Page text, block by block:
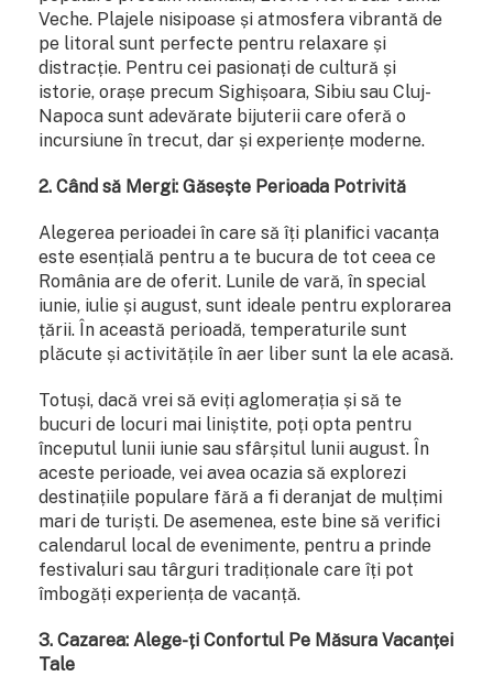
Veche. Plajele nisipoase și atmosfera vibrantă de
pe litoral sunt perfecte pentru relaxare și
distracție. Pentru cei pasionați de cultură și
istorie, orașe precum Sighișoara, Sibiu sau Cluj-
Napoca sunt adevărate bijuterii care oferă o
incursiune în trecut, dar și experiențe moderne.
2. Când să Mergi: Găsește Perioada Potrivită
Alegerea perioadei în care să îți planifici vacanța
este esențială pentru a te bucura de tot ceea ce
România are de oferit. Lunile de vară, în special
iunie, iulie și august, sunt ideale pentru explorarea
țării. În această perioadă, temperaturile sunt
plăcute și activitățile în aer liber sunt la ele acasă.
Totuși, dacă vrei să eviți aglomerația și să te
bucuri de locuri mai liniștite, poți opta pentru
începutul lunii iunie sau sfârșitul lunii august. În
aceste perioade, vei avea ocazia să explorezi
destinațiile populare fără a fi deranjat de mulțimi
mari de turiști. De asemenea, este bine să verifici
calendarul local de evenimente, pentru a prinde
festivaluri sau târguri tradiționale care îți pot
îmbogăți experiența de vacanță.
3. Cazarea: Alege-ți Confortul Pe Măsura Vacanței
Tale